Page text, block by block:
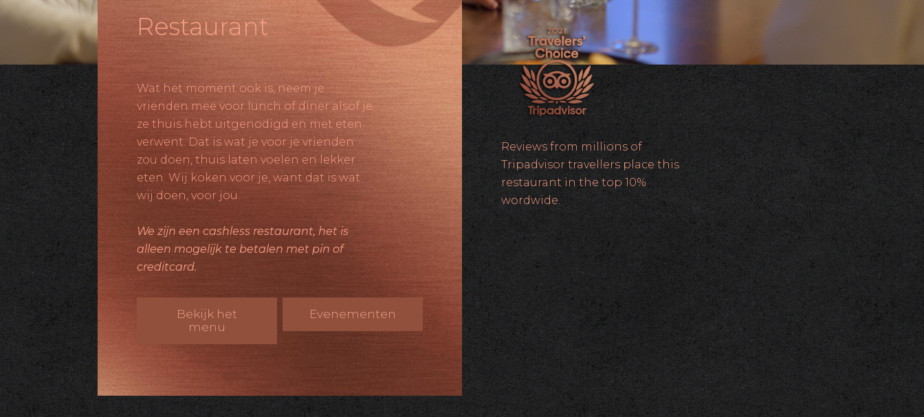
Restaurant
Wat het moment ook is, neem je
vrienden mee voor lunch of diner alsof je
ze thuis hebt uitgenodigd en met eten
verwent. Dat is wat je voor je vrienden
zou doen, thuis laten voelen en lekker
eten. Wij koken voor je, want dat is wat
wij doen, voor jou.
We zijn een cashless restaurant, het is
alleen mogelijk te betalen met pin of
creditcard.
Bekijk het
menu
Evenementen
Reviews from millions of
Tripadvisor travellers place this
restaurant in the top 10%
wordwide.